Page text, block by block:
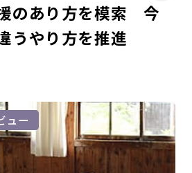
のあり方を模索 今
うやり方を推進
ュー